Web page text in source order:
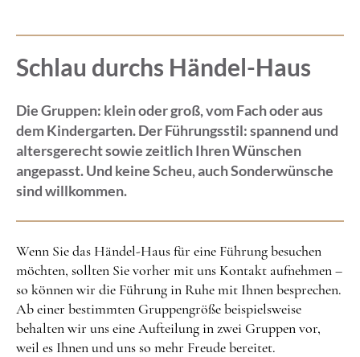
Schlau durchs Händel-Haus
Die Gruppen: klein oder groß, vom Fach oder aus
dem Kindergarten. Der Führungsstil: spannend und
altersgerecht sowie zeitlich Ihren Wünschen
angepasst. Und keine Scheu, auch Sonderwünsche
sind willkommen.
Wenn Sie das Händel-Haus für eine Führung besuchen
möchten, sollten Sie vorher mit uns Kontakt aufnehmen –
so können wir die Führung in Ruhe mit Ihnen besprechen.
Ab einer bestimmten Gruppengröße beispielsweise
behalten wir uns eine Aufteilung in zwei Gruppen vor,
weil es Ihnen und uns so mehr Freude bereitet.